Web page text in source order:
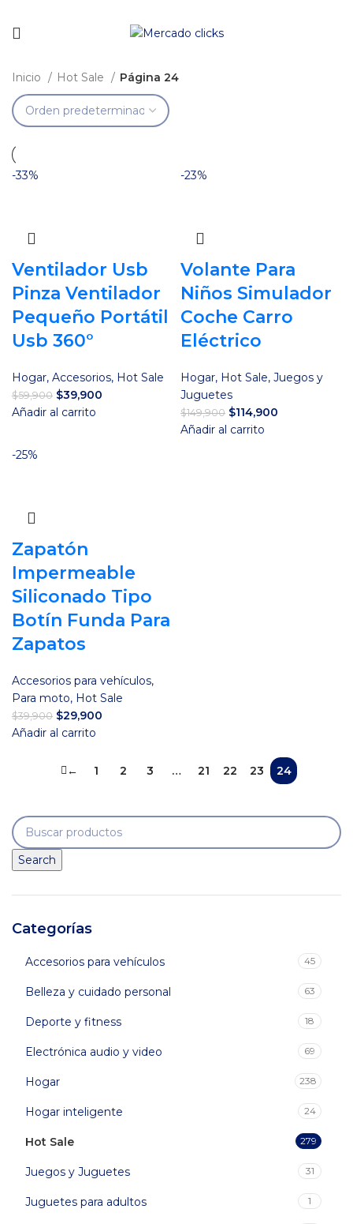
Search
Categorías
Accesorios para vehículos 45
Belleza y cuidado personal 63
Deporte y fitness 18
Electrónica audio y video 69
Hogar 238
Hogar inteligente 24
Hot Sale 279
Juegos y Juguetes 31
Juguetes para adultos 1
Inicio Hot Sale Página 24
-33%
Ventilador Usb
Pinza Ventilador
Pequeño Portátil
Usb 360°
Hogar, Accesorios, Hot Sale
$59,900 El
precio
$39,900
Añadir al carrito
-23%
Volante Para
Niños Simulador
Coche Carro
Eléctrico
Hogar, Hot Sale, Juegos y
Juguetes
$149,900 El
precio
$114,900
Añadir al carrito
-25%
Zapatón
Impermeable
Siliconado Tipo
Botín Funda Para
Zapatos
Accesorios para vehículos,
Para moto, Hot Sale
$39,900 El
precio
era:
$29,900
Añadir al carrito
← 1 2 3 … 21 22 23 24